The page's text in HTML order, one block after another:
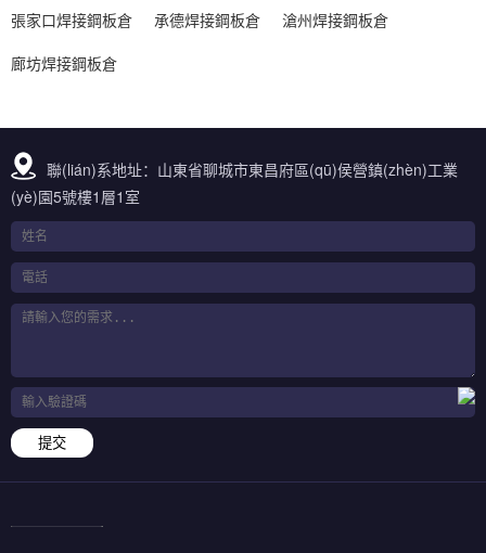
張家口焊接鋼板倉
承德焊接鋼板倉
滄州焊接鋼板倉
廊坊焊接鋼板倉
聯(lián)系地址：山東省聊城市東昌府區(qū)侯營鎮(zhèn)工業
(yè)園5號樓1層1室
提交